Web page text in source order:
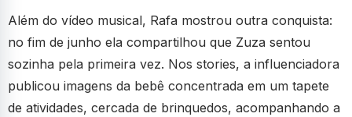
Além do vídeo musical, Rafa mostrou outra conquista:
no fim de junho ela compartilhou que Zuza sentou
sozinha pela primeira vez. Nos stories, a influenciadora
publicou imagens da bebê concentrada em um tapete
de atividades, cercada de brinquedos, acompanhando a